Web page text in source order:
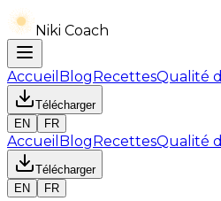
Niki Coach
Accueil BlogRecettesQualité
Télécharger
EN
FR
Accueil BlogRecettesQualité
Télécharger
EN
FR